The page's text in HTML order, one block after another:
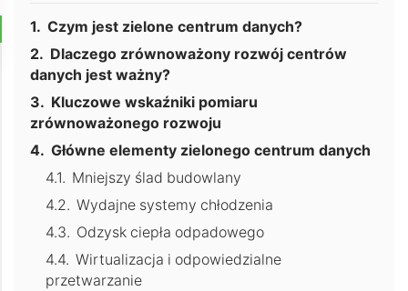
Czym jest zielone centrum danych?
Dlaczego zrównoważony rozwój centrów
danych jest ważny?
Kluczowe wskaźniki pomiaru
zrównoważonego rozwoju
Główne elementy zielonego centrum danych
Mniejszy ślad budowlany
Wydajne systemy chłodzenia
Odzysk ciepła odpadowego
Wirtualizacja i odpowiedzialne
przetwarzanie